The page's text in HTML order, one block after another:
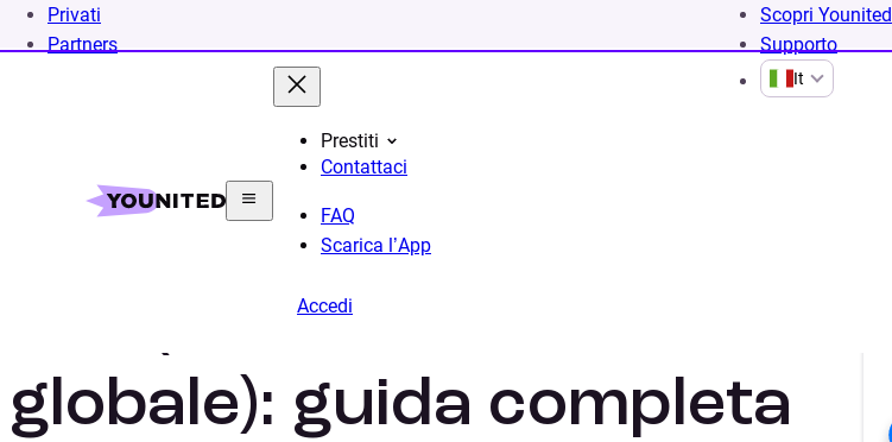
Privati
Partners
Scopri Younited
Supporto
It
Prestiti
Contattaci
FAQ
Scarica l’App
Accedi
TEG (tasso effettivo
globale): guida completa